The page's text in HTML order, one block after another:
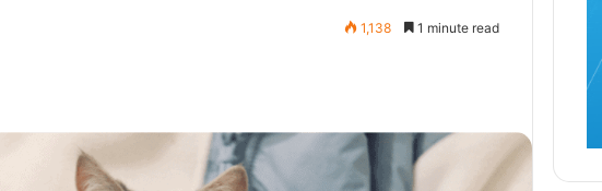
1,138 1 minute read